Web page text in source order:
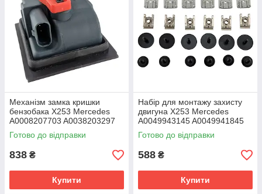
Механізм замка кришки
бензобака X253 Mercedes
A0008207703 A0038203297
Готово до відправки
838 ₴
Купити
Набір для монтажу захисту
двигуна X253 Mercedes
A0049943145 A0049941845
A0019906036
N000000001410
Готово до відправки
588 ₴
Купити